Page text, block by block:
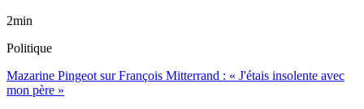
2min
Politique
Mazarine Pingeot sur François Mitterrand : « J'étais insolente avec
mon père »